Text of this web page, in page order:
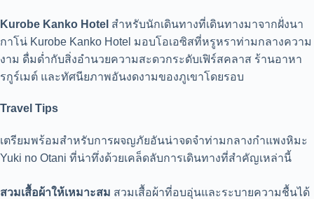
Kurobe Kanko Hotel สำหรับนักเดินทางที่เดินทางมาจากฝั่งนา
กาโน่ Kurobe Kanko Hotel มอบโอเอซิสที่หรูหราท่ามกลางความ
งาม ดื่มด่ำกับสิ่งอำนวยความสะดวกระดับเฟิร์สคลาส ร้านอาหา
รกูร์เมต์ และทัศนียภาพอันงดงามของภูเขาโดยรอบ
Travel Tips
เตรียมพร้อมสำหรับการผจญภัยอันน่าจดจำท่ามกลางกำแพงหิมะ
Yuki no Otani ที่น่าทึ่งด้วยเคล็ดลับการเดินทางที่สำคัญเหล่านี้
สวมเสื้อผ้าให้เหมาะสม สวมเสื้อผ้าที่อบอุ่นและระบายความชื้นได้